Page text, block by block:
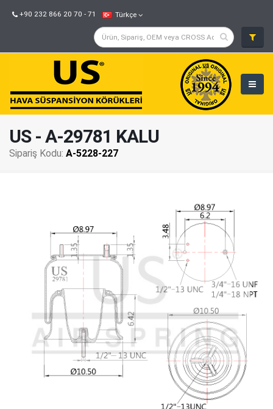
+90 232 866 20 70 - 71 Türkçe
US - A-29781 KALU
Sipariş Kodu: A-5228-227